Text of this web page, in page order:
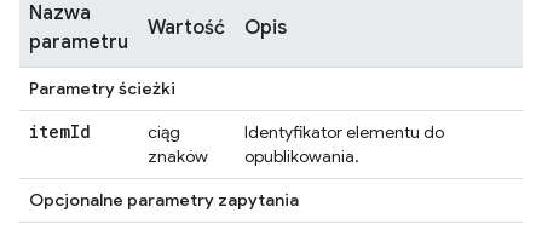
Nazwa
parametru
Wartość Opis
Parametry ścieżki
itemId
ciąg
znaków
Identyfikator elementu do
opublikowania.
Opcjonalne parametry zapytania